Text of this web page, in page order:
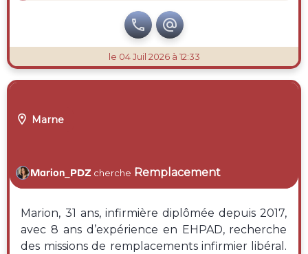
 
le 04 Juil 2026 à 12:33
 Marne
Marion_PDZ cherche Remplacement
Marion, 31 ans, infirmière diplômée depuis 2017,
avec 8 ans d’expérience en EHPAD, recherche
des missions de remplacements infirmier libéral.